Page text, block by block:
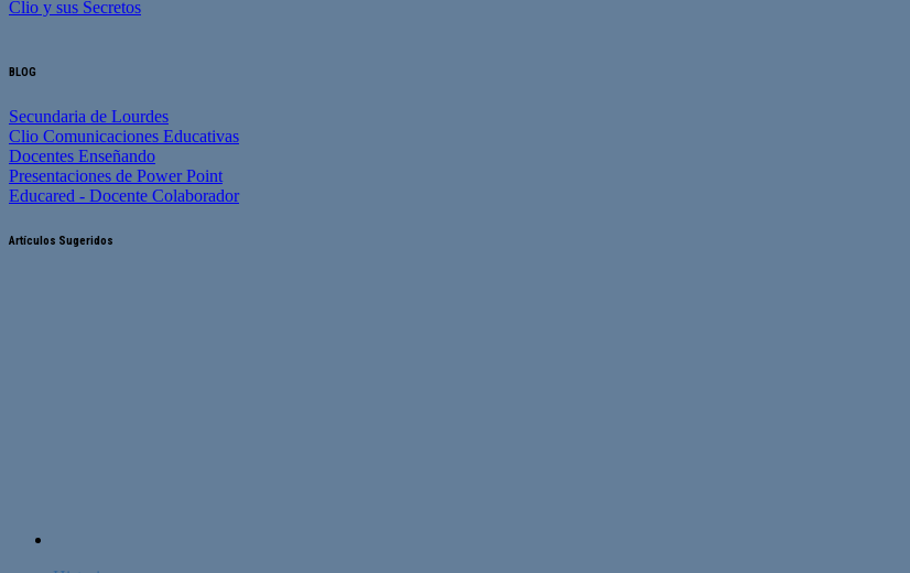
Clio y sus Secretos
BLOG
Secundaria de Lourdes
Clio Comunicaciones Educativas
Docentes Enseñando
Presentaciones de Power Point
Educared - Docente Colaborador
Artículos Sugeridos